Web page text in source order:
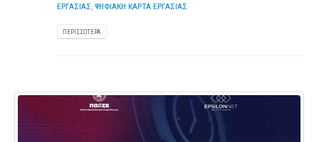
ΕΡΓΑΣΙΑΣ, ΨΗΦΙΑΚΗ ΚΑΡΤΑ ΕΡΓΑΣΙΑΣ
ΠΕΡΙΣΣΌΤΕΡΑ